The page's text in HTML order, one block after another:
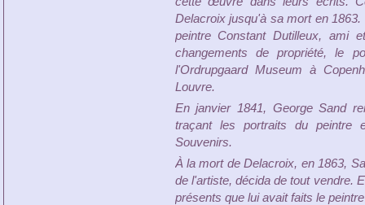
Delacroix jusqu'à sa mort en
peintre Constant Dutilleux, ami
changements de propriété, le
l'Ordrupgaard Museum à
Louvre.
En janvier 1841, George Sand
traçant les portraits du peintre
Souvenirs.
À la mort de Delacroix, en 1863,
de l'artiste, décida de tout vendre.
présents que lui avait faits le